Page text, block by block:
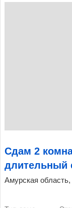
Сдам 2
длительный
Амурская